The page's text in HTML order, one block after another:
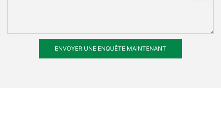
ENVOYER UNE ENQUÊTE MAINTENANT